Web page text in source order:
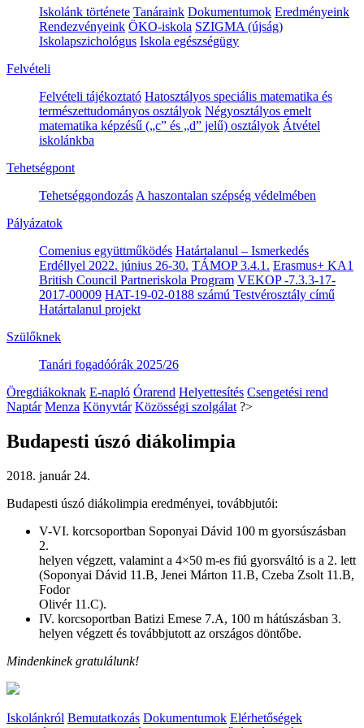
Iskolánk története Tanáraink Dokumentumok Eredményeink
Rendezvényeink ÖKO-iskola SZIGMA (újság)
Iskolapszichológus Iskola egészségügy
Felvételi
Felvételi tájékoztató Hatosztályos speciális matematika és
természettudományos osztályok Négyosztályos emelt
matematika képzésű („c” és „d” jelű) osztályok Átvétel
iskolánkba
Tehetségpont
Tehetséggondozás A haszontalan szépség védelmében
Pályázatok
Comenius együttműködés Határtalanul – Ismerkedés
Erdéllyel 2022. június 26-30. TÁMOP 3.4.1. Erasmus+ KA1
British Council Partneriskola Program VEKOP -7.3.3-17-
2017-00009 HAT-19-02-0188 számú Testvérosztály című
Határtalanul projekt
Szülőknek
Tanári fogadóórák 2025/26
Öregdiákoknak E-napló Órarend Helyettesítés Csengetési rend
Naptár Menza Könyvtár Közösségi szolgálat ?>
Budapesti úszó diákolimpia
2018. január 24.
Budapesti úszó diákolimpia eredményei, továbbjutói:
V-VI. korcsoportban Soponyai Dávid 100 m gyorsúszásban
2.
helyen végzett, valamint a 4×50 m-es fiú gyorsváltó is a 2. lett
(Soponyai Dávid 11.B, Jenei Márton 11.B, Czeba Zsolt 11.B,
Fodor
Olivér 11.C).
IV. korcsoportban Batizi Emese 7.A, 100 m hátúszásban 3.
helyen végzett és továbbjutott az országos döntőbe.
Mindenkinek gratulálunk!
Iskolánkról Bemutatkozás Dokumentumok Elérhetőségek